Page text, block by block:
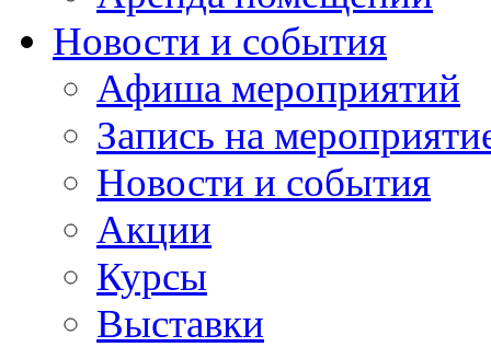
Новости и события
Афиша мероприятий
Запись на
Новости и события
Акции
Курсы
Выставки